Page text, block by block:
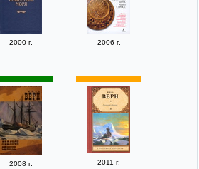
2000 г. 2006 г.
2008 г. 2011 г.